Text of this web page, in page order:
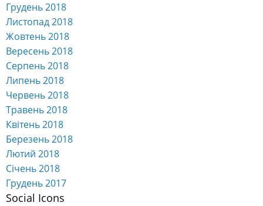
Грудень 2018
Листопад 2018
Жовтень 2018
Вересень 2018
Серпень 2018
Липень 2018
Червень 2018
Травень 2018
Квітень 2018
Березень 2018
Лютий 2018
Січень 2018
Грудень 2017
Social Icons